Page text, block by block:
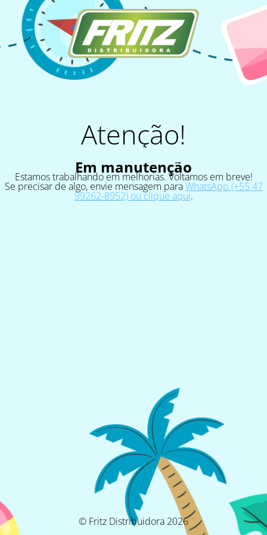
Atenção!
Em manutenção
Estamos trabalhando em melhorias. Voltamos em breve!
Se precisar de algo, envie mensagem paraWhatsApp (+55 47
99262-8952) ou clique aqui.
© Fritz Distribuidora 2026